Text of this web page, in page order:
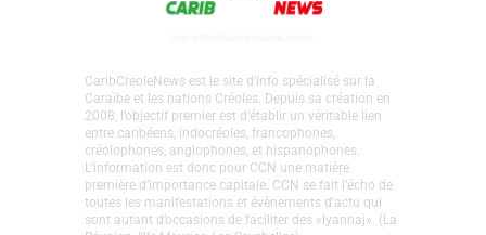
Agnès Mathey•23 juillet 2026